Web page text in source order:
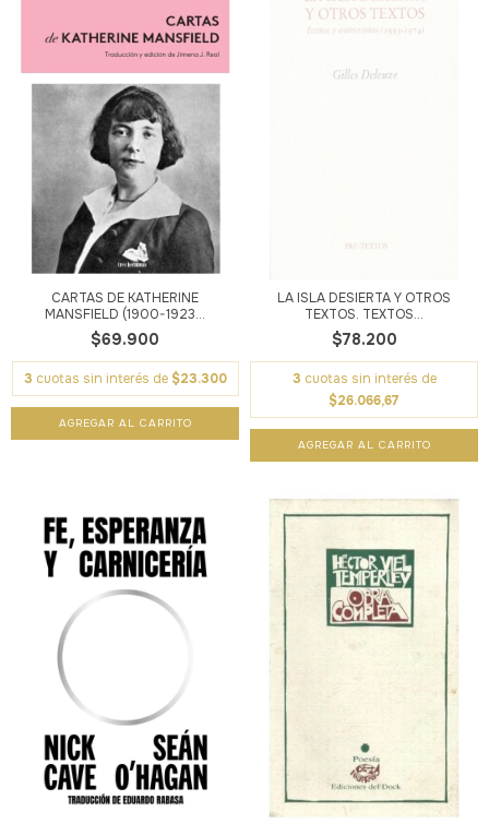
CARTAS DE KATHERINE
MANSFIELD (1900-1923...
$69.900
3 cuotas sin interés de $23.300
LA ISLA DESIERTA Y OTROS
TEXTOS. TEXTOS...
$78.200
3 cuotas sin interés de
$26.066,67